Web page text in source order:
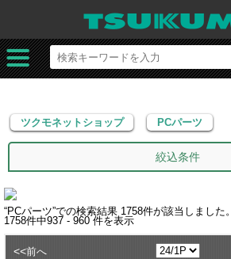
ツクモネットショップ PCパーツ
ツクモネットショップ PCパーツ
絞込条件
“PCパーツ”での検索結果 1758件が該当しました。
1758件中937 - 960 件を表示
<<前へ